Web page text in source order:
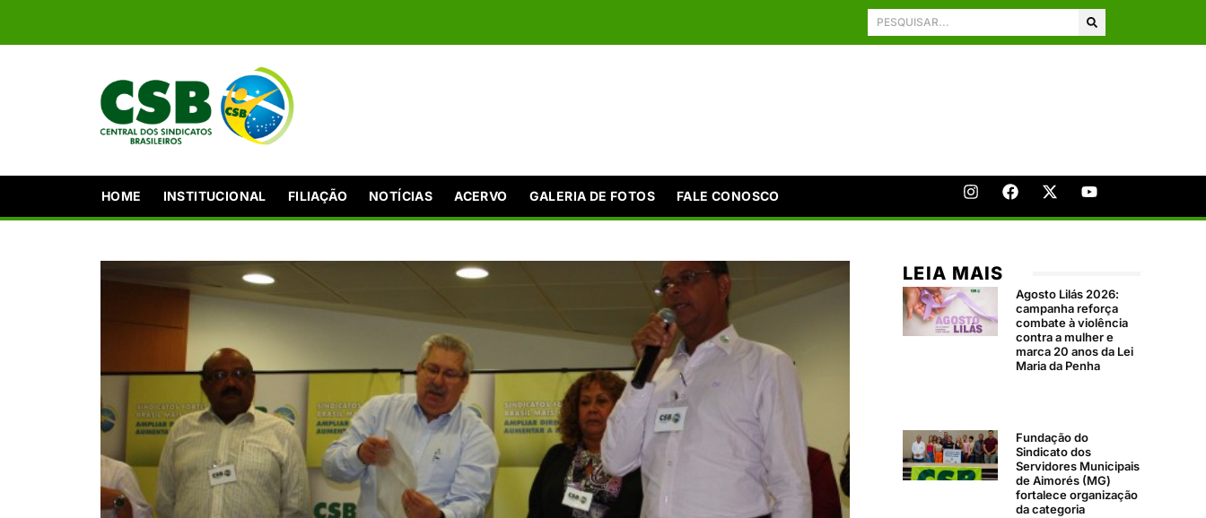
HOME INSTITUCIONAL FILIAÇÃO NOTÍCIAS ACERVO GALERIA DE FOTOS FALE CONOSCO
LEIA MAIS
Agosto Lilás 2026:
campanha reforça
combate à violência
contra a mulher e
marca 20 anos da Lei
Maria da Penha
Fundação do
Sindicato dos
Servidores Municipais
de Aimorés (MG)
fortalece organização
da categoria